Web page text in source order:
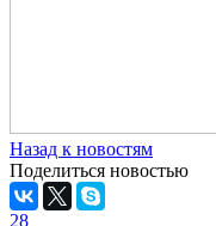
Назад к новостям
Поделиться новостью
28